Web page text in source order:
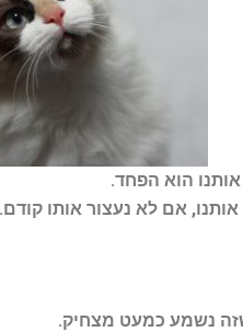
הוא הפחד.
אם לא נעצור אותו קודם.
נשמע כמעט מצחיק.